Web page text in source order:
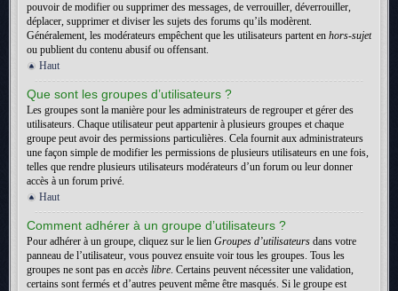
pouvoir de modifier ou supprimer des messages, de verrouiller, déverrouiller,
déplacer, supprimer et diviser les sujets des forums qu’ils modèrent.
Généralement, les modérateurs empêchent que les utilisateurs partent en hors-sujet
ou publient du contenu abusif ou offensant.
Haut
Que sont les groupes d’utilisateurs ?
Les groupes sont la manière pour les administrateurs de regrouper et gérer des
utilisateurs. Chaque utilisateur peut appartenir à plusieurs groupes et chaque
groupe peut avoir des permissions particulières. Cela fournit aux administrateurs
une façon simple de modifier les permissions de plusieurs utilisateurs en une fois,
telles que rendre plusieurs utilisateurs modérateurs d’un forum ou leur donner
accès à un forum privé.
Haut
Comment adhérer à un groupe d’utilisateurs ?
Pour adhérer à un groupe, cliquez sur le lien Groupes d’utilisateurs dans votre
panneau de l’utilisateur, vous pouvez ensuite voir tous les groupes. Tous les
groupes ne sont pas en accès libre. Certains peuvent nécessiter une validation,
certains sont fermés et d’autres peuvent même être masqués. Si le groupe est